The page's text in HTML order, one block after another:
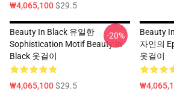
₩4,065,100$29.5
Beauty In Black 유일한
Sophistication Motif Beauty In
Black 옷걸이
₩4,065,100$29.5
-20%
Beauty
자인의
옷걸이